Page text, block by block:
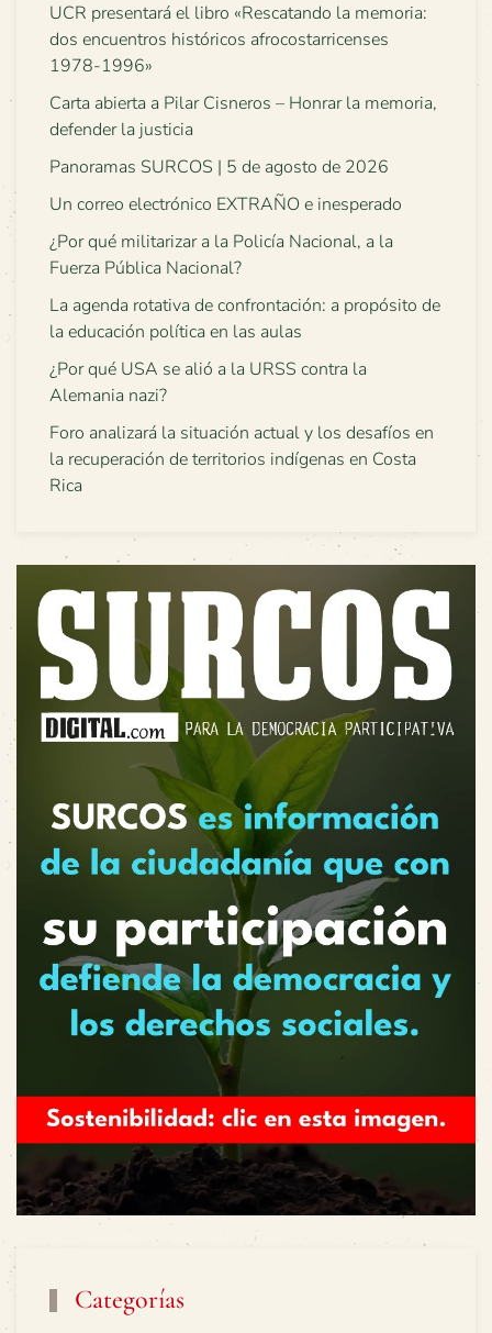
UCR presentará el libro «Rescatando la memoria:
dos encuentros históricos afrocostarricenses
1978-1996»
Carta abierta a Pilar Cisneros – Honrar la memoria,
defender la justicia
Panoramas SURCOS | 5 de agosto de 2026
Un correo electrónico EXTRAÑO e inesperado
¿Por qué militarizar a la Policía Nacional, a la
Fuerza Pública Nacional?
La agenda rotativa de confrontación: a propósito de
la educación política en las aulas
¿Por qué USA se alió a la URSS contra la
Alemania nazi?
Foro analizará la situación actual y los desafíos en
la recuperación de territorios indígenas en Costa
Rica
Categorías